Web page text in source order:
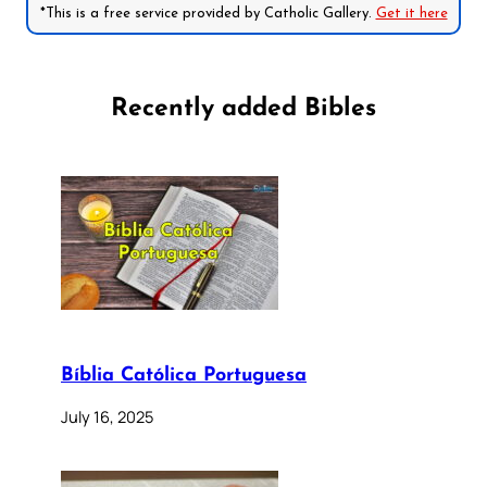
*This is a free service provided by Catholic Gallery. Get it here
Recently added Bibles
Bíblia Católica Portuguesa
July 16, 2025